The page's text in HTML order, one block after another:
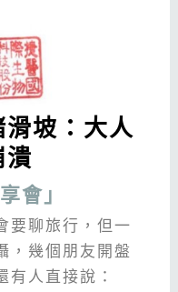
坡：大人
潰
會」
要聊旅行，但一
，幾個朋友開盤
有人直接說：